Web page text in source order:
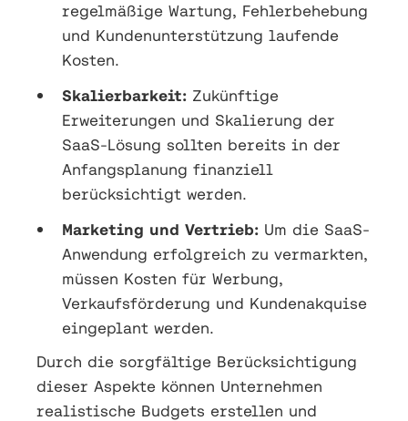
regelmäßige Wartung, Fehlerbehebung
und Kundenunterstützung laufende
Kosten.
Skalierbarkeit: Zukünftige
Erweiterungen und Skalierung der
SaaS-Lösung sollten bereits in der
Anfangsplanung finanziell
berücksichtigt werden.
Marketing und Vertrieb: Um die SaaS-
Anwendung erfolgreich zu vermarkten,
müssen Kosten für Werbung,
Verkaufsförderung und Kundenakquise
eingeplant werden.
Durch die sorgfältige Berücksichtigung
dieser Aspekte können Unternehmen
realistische Budgets erstellen und